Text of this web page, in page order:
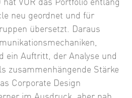
hat VOR das Portfolio entlang
neu geordnet und für
übersetzt. Daraus
ein Auftritt, der Analyse und
zusammenhängende Stärke
Corporate Design